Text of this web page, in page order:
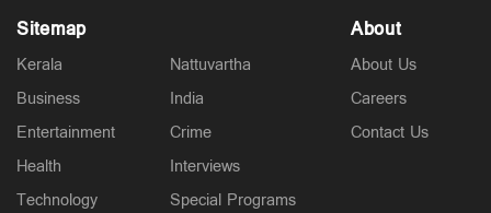
സാമൂഹികക്ഷേമ പെൻഷൻ ഇനി ബാങ്ക്
അക്കൗണ്ടിലേക്ക്; സഹകരണ ബാങ്കുകളെ ഒഴിവാക്കി
Sitemap
Kerala
Business
Entertainment
Health
Technology
Nattuvartha
India
Crime
Interviews
Special Programs
About
About Us
Careers
Contact Us